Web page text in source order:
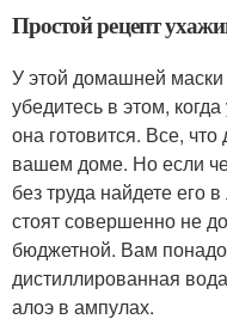
Простой рецепт
У этой домашней
убедитесь в этом,
она готовится. Все,
вашем доме. Но если
без труда найдете его
стоят совершенно не
бюджетной. Вам
дистиллированная
алоэ в ампулах.